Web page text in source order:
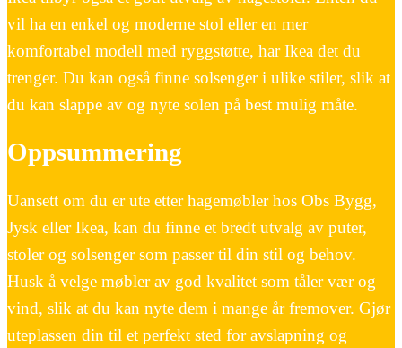
vil ha en enkel og moderne stol eller en mer
komfortabel modell med ryggstøtte, har Ikea det du
trenger. Du kan også finne solsenger i ulike stiler, slik at
du kan slappe av og nyte solen på best mulig måte.
Oppsummering
Uansett om du er ute etter hagemøbler hos Obs Bygg,
Jysk eller Ikea, kan du finne et bredt utvalg av puter,
stoler og solsenger som passer til din stil og behov.
Husk å velge møbler av god kvalitet som tåler vær og
vind, slik at du kan nyte dem i mange år fremover. Gjør
uteplassen din til et perfekt sted for avslapning og